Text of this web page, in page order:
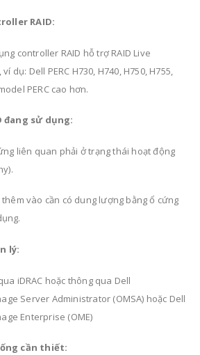
RAID:
controller RAID hỗ trợ RAID Live
dụ: Dell PERC H730, H740, H750, H755,
PERC cao hơn.
đang sử dụng:
liên quan phải ở trạng thái hoạt động
thêm vào cần có dung lượng bằng ổ cứng
lý:
iDRAC hoặc thông qua Dell
Server Administrator (OMSA) hoặc Dell
Enterprise (OME)
cần thiết: